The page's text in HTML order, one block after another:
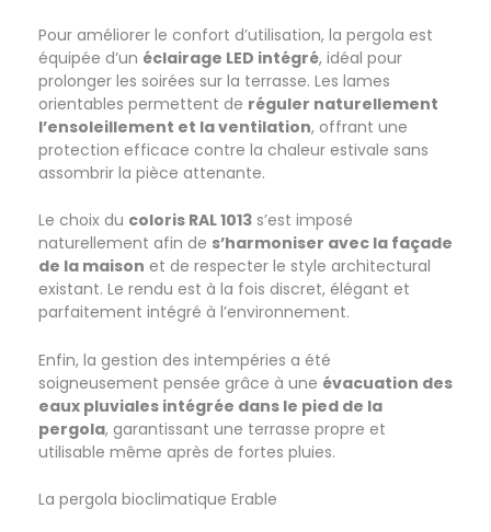
Pour améliorer le confort d’utilisation, la pergola est
équipée d’un éclairage LED intégré, idéal pour
prolonger les soirées sur la terrasse. Les lames
orientables permettent de réguler naturellement
l’ensoleillement et la ventilation, offrant une
protection efficace contre la chaleur estivale sans
assombrir la pièce attenante.
Le choix du coloris RAL 1013 s’est imposé
naturellement afin de s’harmoniser avec la façade
de la maison et de respecter le style architectural
existant. Le rendu est à la fois discret, élégant et
parfaitement intégré à l’environnement.
Enfin, la gestion des intempéries a été
soigneusement pensée grâce à une évacuation des
eaux pluviales intégrée dans le pied de la
pergola, garantissant une terrasse propre et
utilisable même après de fortes pluies.
La pergola bioclimatique Erable